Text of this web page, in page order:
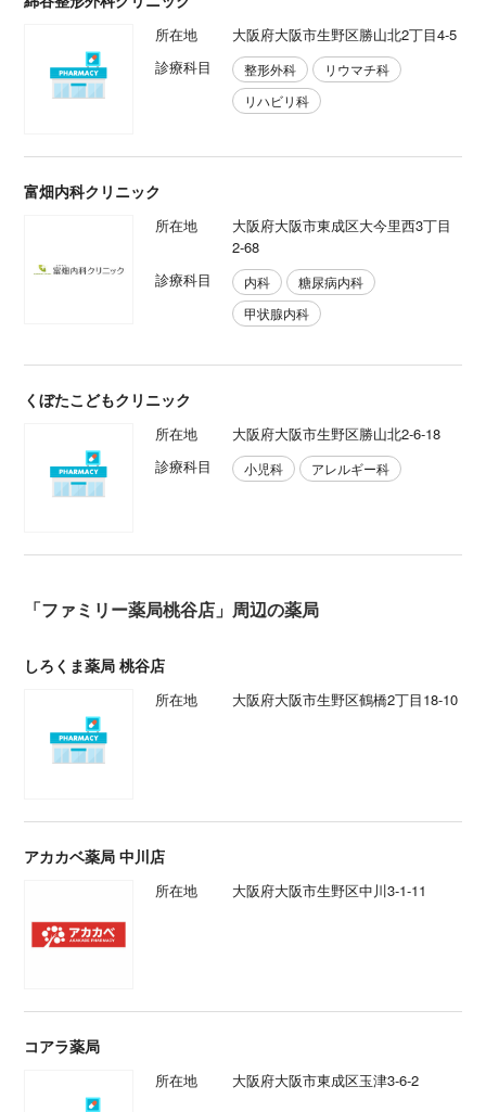
所在地
大阪府大阪市生野区勝山北2丁目4-5
診療科目
整形外科
リウマチ科
リハビリ科
富畑内科クリニック
所在地
大阪府大阪市東成区大今里西3丁目
2-68
診療科目
内科
糖尿病内科
甲状腺内科
くぼたこどもクリニック
所在地
大阪府大阪市生野区勝山北2-6-18
診療科目
小児科 アレルギー科
「ファミリー薬局桃谷店」周辺の薬局
しろくま薬局 桃谷店
所在地 大阪府大阪市生野区鶴橋2丁目18-10
アカカベ薬局 中川店
所在地 大阪府大阪市生野区中川3-1-11
コアラ薬局
所在地 大阪府大阪市東成区玉津3-6-2